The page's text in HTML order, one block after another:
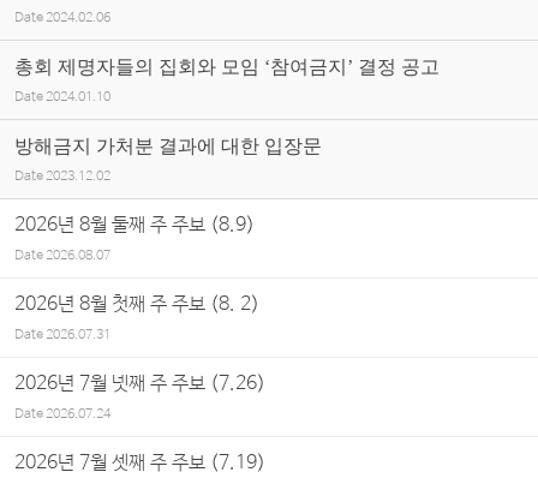
Date 2024.02.06
총회 제명자들의 집회와 모임 ‘참여금지’ 결정 공고
Date 2024.01.10
방해금지 가처분 결과에 대한 입장문
Date 2023.12.02
2026년 8월 둘째 주 주보 (8.9)
Date2026.08.07
2026년 8월 첫째 주 주보 (8. 2)
Date2026.07.31
2026년 7월 넷째 주 주보 (7.26)
Date2026.07.24
2026년 7월 셋째 주 주보 (7.19)